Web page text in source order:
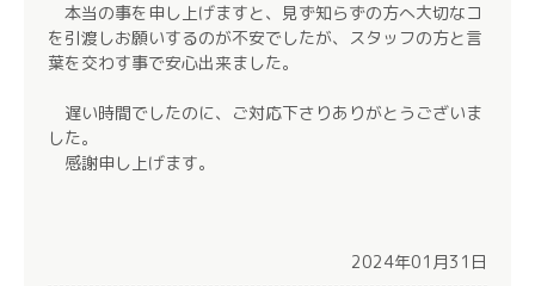
本当の事を申し上げますと、見ず知らずの方へ大切なコ
を引渡しお願いするのが不安でしたが、スタッフの方と言
葉を交わす事で安心出来ました。
遅い時間でしたのに、ご対応下さりありがとうございま
した。
感謝申し上げます。
2024年01月31日